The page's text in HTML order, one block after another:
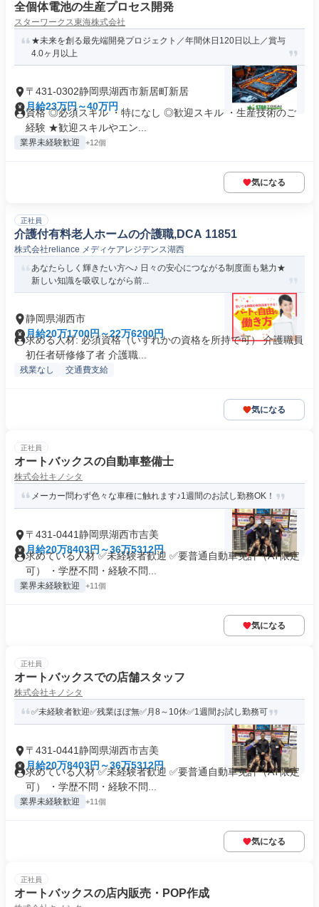
全個体電池の生産プロセス開発
スターワークス東海株式会社
★未来を創る最先端開発プロジェクト／年間休日120日以上／賞与
4.0ヶ月以上
〒431-0302静岡県湖西市新居町新居
月給23万円～40万円
資格 ◎必須スキル ・特になし ◎歓迎スキル ・生産技術のご
経験 ★歓迎スキルやエン...
業界未経験歓迎 +12個
気になる
正社員
介護付有料老人ホームの介護職,DCA 11851
株式会社reliance メディケアレジデンス湖西
あなたらしく輝きたい方へ♪ 日々の安心につながる制度面も魅力★
新しい知識を吸収しながら前...
静岡県湖西市
月給20万1700円～22万6200円
求める人材: 必須資格（いずれかの資格を所持で可） 介護職員
初任者研修修了者 介護職...
残業なし 交通費支給
気になる
正社員
オートバックスの自動車整備士
株式会社キノシタ
メーカー問わず色々な車種に触れます♪1週間のお試し勤務OK！
〒431-0441静岡県湖西市吉美
月給20万8403円～36万5312円
求めている人材 ✅未経験者歓迎 ✅要普通自動車免許（AT限定
可） ・学歴不問・経験不問...
業界未経験歓迎 +11個
気になる
正社員
オートバックスでの店舗スタッフ
株式会社キノシタ
✅未経験者歓迎✅残業ほぼ無✅月8～10休✅1週間お試し勤務可
〒431-0441静岡県湖西市吉美
月給20万8403円～36万5312円
求めている人材 ✅未経験者歓迎 ✅要普通自動車免許（AT限定
可） ・学歴不問・経験不問...
業界未経験歓迎 +11個
気になる
正社員
オートバックスの店内販売・POP作成